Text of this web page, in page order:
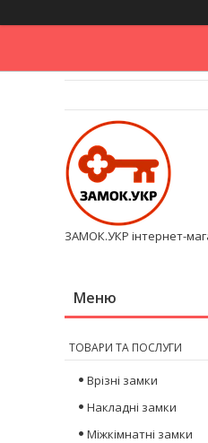
ЗАМОК.УКР інтернет-
ТОВАРИ ТА ПОСЛУГИ
Врізні замки
Накладні замки
Міжкімнатні замки